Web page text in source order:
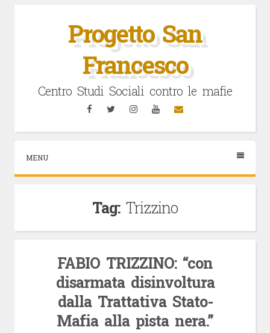
Progetto San
Francesco
Centro Studi Sociali contro le mafie
FacebookTwitterInstagramYouTubeEmail
MENU
Tag: Trizzino
FABIO TRIZZINO: “con
disarmata disinvoltura
dalla Trattativa Stato-
Mafia alla pista nera.”